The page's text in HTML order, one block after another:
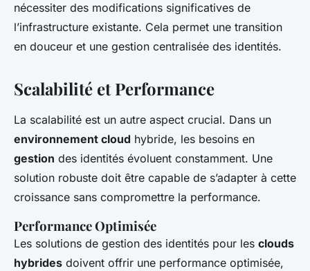
nécessiter des modifications significatives de
l’infrastructure existante. Cela permet une transition
en douceur et une gestion centralisée des identités.
Scalabilité et Performance
La scalabilité est un autre aspect crucial. Dans un
environnement cloud hybride, les besoins en
gestion des identités évoluent constamment. Une
solution robuste doit être capable de s’adapter à cette
croissance sans compromettre la performance.
Performance Optimisée
Les solutions de gestion des identités pour les clouds
hybrides doivent offrir une performance optimisée,